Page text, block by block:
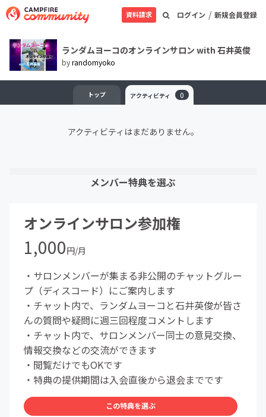
ログイン / 新規会員登録
資料請求
ランダムヨーコのオンラインサロン with 石井英俊
byrandomyoko
トップ アクティビティ 0
アクティビティはまだありません。
メンバー特典を選ぶ
オンラインサロン参加権
1,000円/月
・サロンメンバーが集まる非公開のチャットグルー
プ（ディスコード）にご案内します
・チャット内で、ランダムヨーコと石井英俊が皆さ
んの質問や疑問に週三回程度コメントします
・チャット内で、サロンメンバー同士の意見交換、
情報交換などの交流ができます
・閲覧だけでもOKです
・特典の提供期間は入会直後から退会までです
この特典を選ぶ